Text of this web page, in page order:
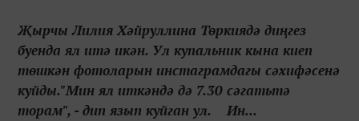
Җырчы Лилия Хәйруллина Төркиядә диңгез
буенда ял итә икән. Ул купальник кына киеп
төшкән фотоларын инстаграмдагы сәхифәсенә
куйды."Мин ял иткәндә дә 7.30 сәгатьтә
торам", - дип язып куйган ул. Ин...